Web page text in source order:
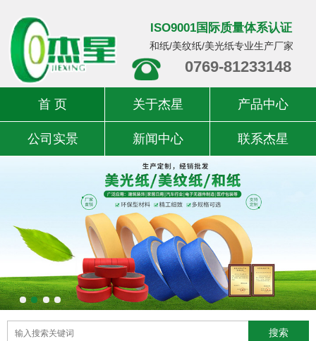
ISO9001国际质量体系认证
和纸/美纹纸/美光纸专业生产厂家
0769-81233148
首 页 关于杰星 产品中心
公司实景 新闻中心 联系杰星